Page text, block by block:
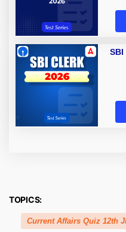
SBI
TOPICS:
Current Affairs Quiz 12th